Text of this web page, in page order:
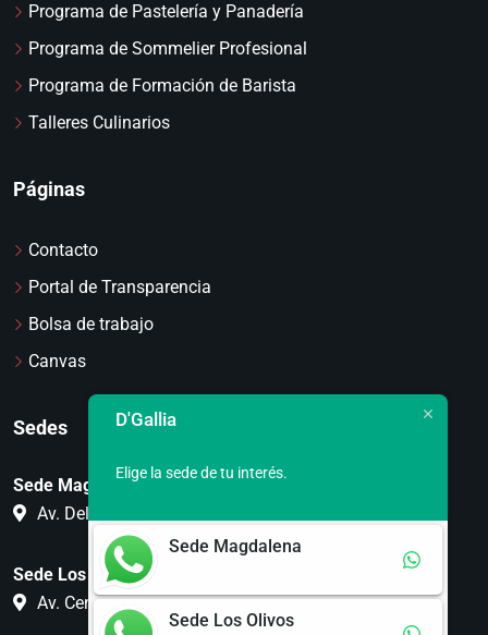
Programa de Pastelería y Panadería
Programa de Sommelier Profesional
Programa de Formación de Barista
Talleres Culinarios
Páginas
Contacto
Portal de Transparencia
Bolsa de trabajo
Canvas
Sedes
Sede Magdalena
Av. Del Ejército 430
Sede Los Olivos
Av. Central 333
D'Gallia
Elige la sede de tu interés.
Sede Magdalena
Sede Los Olivos